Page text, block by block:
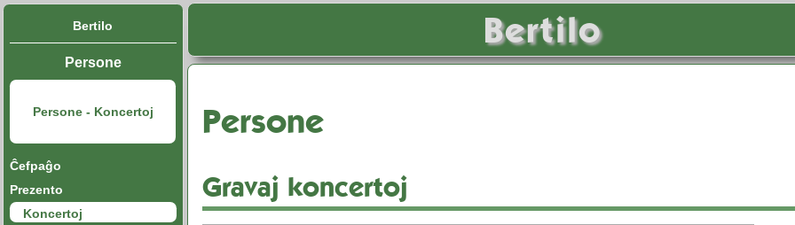
Bertilo
Bertilo
Persone
Persone - Koncertoj
Ĉefpaĝo
Prezento
Koncertoj
Persone
Gravaj koncertoj